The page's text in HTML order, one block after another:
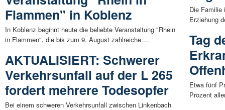
Flammen" in Koblenz
In Koblenz beginnt heute die beliebte Veranstaltung "Rhein
in Flammen", die bis zum 9. August zahlreiche ...
AKTUALISIERT: Schwerer
Verkehrsunfall auf der L 265
fordert mehrere Todesopfer
Bei einem schweren Verkehrsunfall zwischen Linkenbach
Die Familie
Erziehung
Tag
Etwa fünf
Prozent